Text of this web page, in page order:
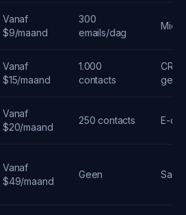
Vanaf
$9/maand
300
emails/dag
Vanaf
$15/maand
1.000
contacts
CRM-
Vanaf
$20/maand
250 contacts E-
Vanaf
$49/maand
Geen